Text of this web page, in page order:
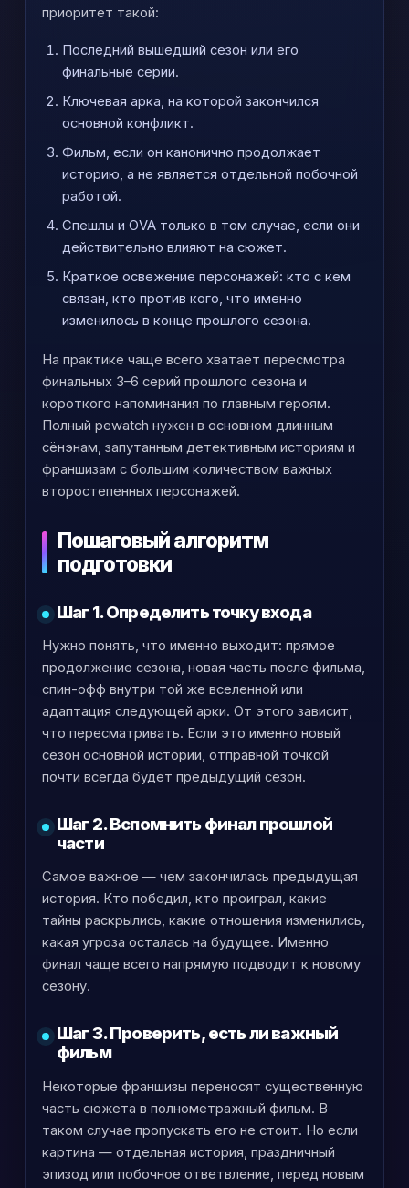
приоритет такой:
Последний вышедший сезон или его
финальные серии.
Ключевая арка, на которой закончился
основной конфликт.
Фильм, если он канонично продолжает
историю, а не является отдельной побочной
работой.
Спешлы и OVA только в том случае, если они
действительно влияют на сюжет.
Краткое освежение персонажей: кто с кем
связан, кто против кого, что именно
изменилось в конце прошлого сезона.
На практике чаще всего хватает пересмотра
финальных 3–6 серий прошлого сезона и
короткого напоминания по главным героям.
Полный реwatch нужен в основном длинным
сёнэнам, запутанным детективным историям и
франшизам с большим количеством важных
второстепенных персонажей.
Пошаговый алгоритм
подготовки
Шаг 1. Определить точку входа
Нужно понять, что именно выходит: прямое
продолжение сезона, новая часть после фильма,
спин-офф внутри той же вселенной или
адаптация следующей арки. От этого зависит,
что пересматривать. Если это именно новый
сезон основной истории, отправной точкой
почти всегда будет предыдущий сезон.
Шаг 2. Вспомнить финал прошлой
части
Самое важное — чем закончилась предыдущая
история. Кто победил, кто проиграл, какие
тайны раскрылись, какие отношения изменились,
какая угроза осталась на будущее. Именно
финал чаще всего напрямую подводит к новому
сезону.
Шаг 3. Проверить, есть ли важный
фильм
Некоторые франшизы переносят существенную
часть сюжета в полнометражный фильм. В
таком случае пропускать его не стоит. Но если
картина — отдельная история, праздничный
эпизод или побочное ответвление, перед новым